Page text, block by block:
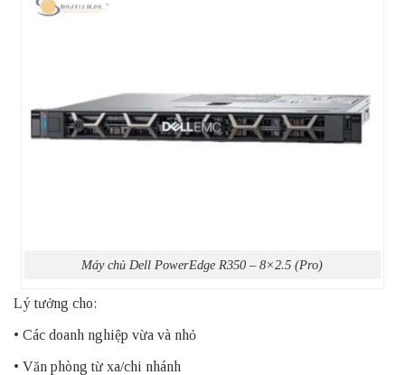
Máy chủ Dell PowerEdge R350 – 8×2.5 (Pro)
Lý tưởng cho:
• Các doanh nghiệp vừa và nhỏ
• Văn phòng từ xa/chi nhánh